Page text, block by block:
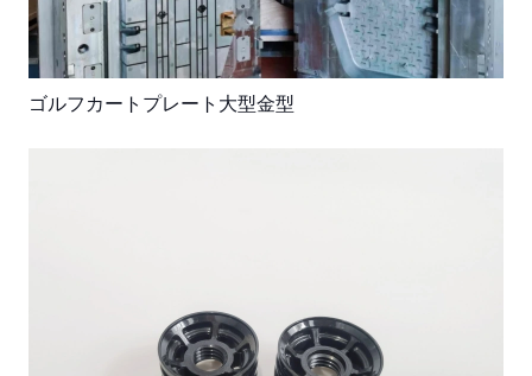
ゴルフカートプレート大型金型